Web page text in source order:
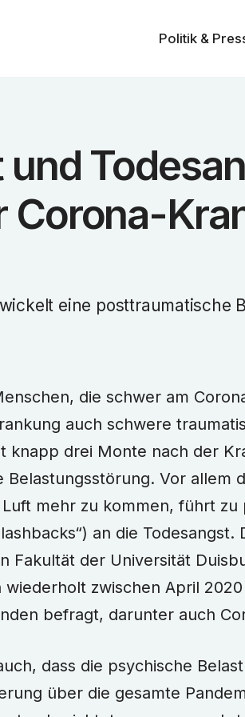
Politik &
Corona-
eine posttraumatische
die schwer am
auch schwere
knapp drei Monte nach der
Belastungsstörung. Vor allem
mehr zu kommen, führt
an die
Fakultät der Universität
wiederholt zwischen April
befragt, darunter auch
dass die psychische
über die gesamte